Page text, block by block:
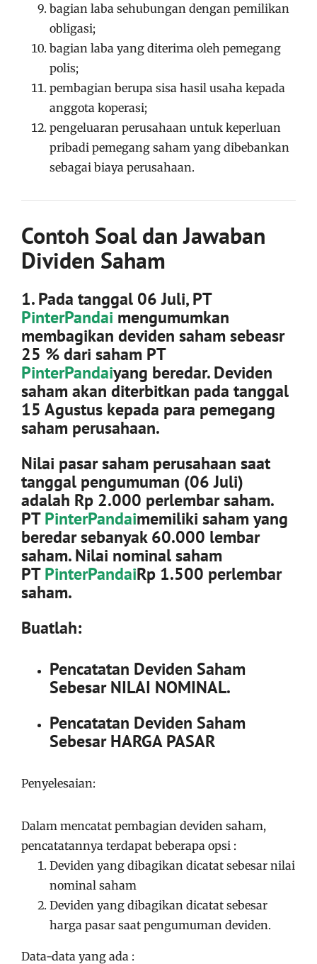
bagian laba sehubungan dengan pemilikan
obligasi;
bagian laba yang diterima oleh pemegang
polis;
pembagian berupa sisa hasil usaha kepada
anggota koperasi;
pengeluaran perusahaan untuk keperluan
pribadi pemegang saham yang dibebankan
sebagai biaya perusahaan.
Contoh Soal dan Jawaban
Dividen Saham
1. Pada tanggal 06 Juli, PT
PinterPandai mengumumkan
membagikan deviden saham sebeasr
25 % dari saham PT
PinterPandaiyang beredar. Deviden
saham akan diterbitkan pada tanggal
15 Agustus kepada para pemegang
saham perusahaan.
Nilai pasar saham perusahaan saat
tanggal pengumuman (06 Juli)
adalah Rp 2.000 perlembar saham.
PTPinterPandaimemiliki saham yang
beredar sebanyak 60.000 lembar
saham. Nilai nominal saham
PTPinterPandaiRp 1.500 perlembar
saham.
Buatlah:
Pencatatan Deviden Saham
Sebesar NILAI NOMINAL.
Pencatatan Deviden Saham
Sebesar HARGA PASAR
Penyelesaian:
Dalam mencatat pembagian deviden saham,
pencatatannya terdapat beberapa opsi :
Deviden yang dibagikan dicatat sebesar nilai
nominal saham
Deviden yang dibagikan dicatat sebesar
harga pasar saat pengumuman deviden.
Data-data yang ada :